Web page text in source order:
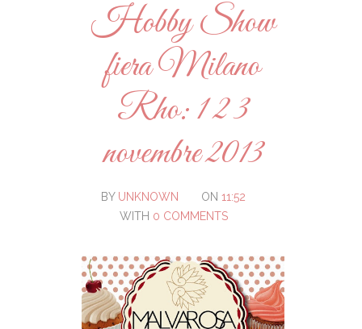
Hobby Show
fiera Milano
Rho: 1 2 3
novembre 2013
BY UNKNOWN ON 11:52
WITH 0 COMMENTS